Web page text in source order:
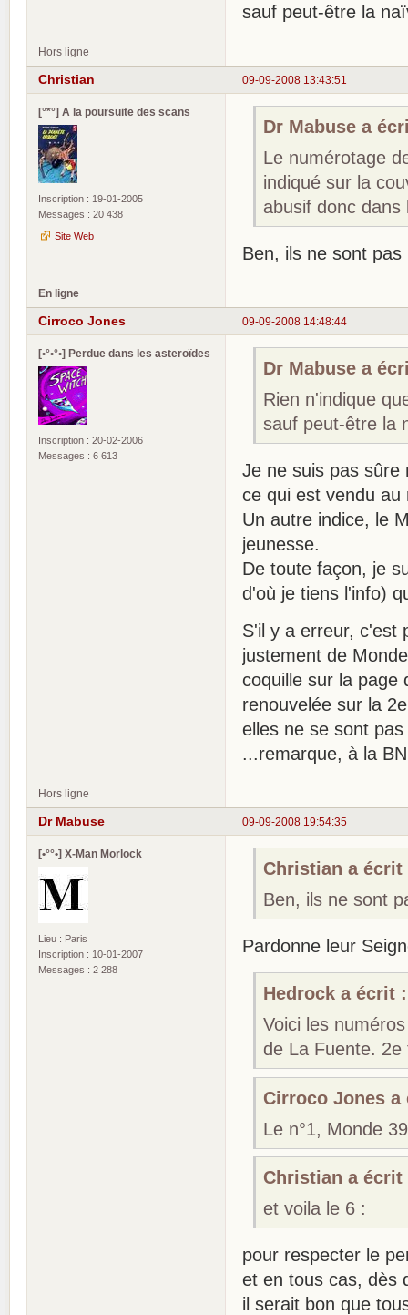
sauf peut-être la
Hors ligne
09-09-2008 13:43:51
Christian
[°*°] A la poursuite des scans
Inscription : 19-01-2005
Messages : 20 438
Site Web
Dr Mabuse a
Le numérotage
indiqué sur la
abusif donc dans
Ben, ils ne sont
En ligne
09-09-2008 14:48:44
Cirroco Jones
[•°•°•] Perdue dans les asteroïdes
Inscription : 20-02-2006
Messages : 6 613
Dr Mabuse a
Rien n'indique
sauf peut-être la
Je ne suis pas sûre
ce qui est vendu
Un autre indice, le
jeunesse.
De toute façon, je
d'où je tiens l'info)
S'il y a erreur, c'est
justement de
coquille sur la page
renouvelée sur la
elles ne se sont
...remarque, à la
Hors ligne
09-09-2008 19:54:35
Dr Mabuse
[•°°•] X-Man Morlock
Lieu : Paris
Inscription : 10-01-2007
Messages : 2 288
Christian a écrit
Ben, ils ne sont
Pardonne leur
Hedrock a écrit :
Voici les
de La Fuente.
Cirroco Jones a
Le n°1, Monde
Christian a écrit
et voila le 6 :
pour respecter le
et en tous cas, dès
il serait bon que